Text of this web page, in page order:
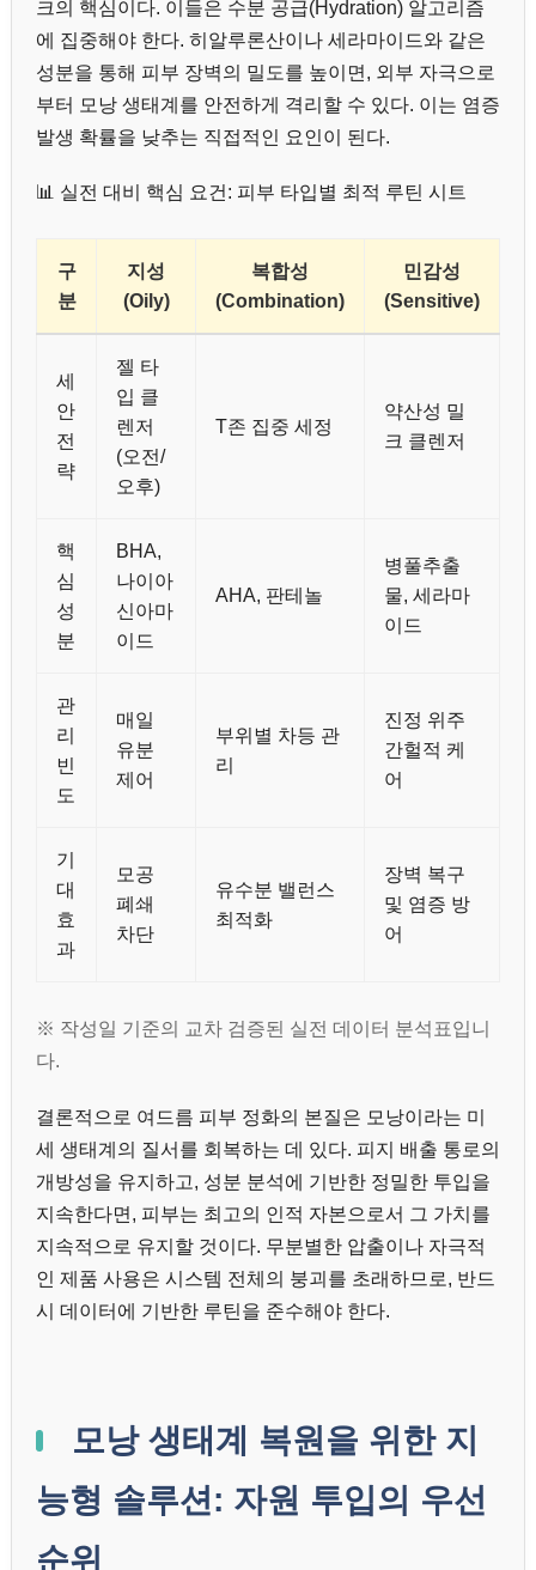
크의 핵심이다. 이들은 수분 공급(Hydration) 알고리즘
에 집중해야 한다. 히알루론산이나 세라마이드와 같은
성분을 통해 피부 장벽의 밀도를 높이면, 외부 자극으로
부터 모낭 생태계를 안전하게 격리할 수 있다. 이는 염증
발생 확률을 낮추는 직접적인 요인이 된다.
📊 실전 대비 핵심 요건: 피부 타입별 최적 루틴 시트
구
분
지성
(Oily)
복합성
(Combination)
민감성
(Sensitive)
세
안
전
략
젤 타
입 클
렌저
(오전/
오후)
T존 집중 세정
약산성 밀
크 클렌저
핵
심
성
분
BHA,
나이아
신아마
이드
AHA, 판테놀
병풀추출
물, 세라마
이드
관
리
빈
도
매일
유분
제어
부위별 차등 관
리
진정 위주
간헐적 케
어
기
대
효
과
모공
폐쇄
차단
유수분 밸런스
최적화
장벽 복구
및 염증 방
어
※ 작성일 기준의 교차 검증된 실전 데이터 분석표입니
다.
결론적으로 여드름 피부 정화의 본질은 모낭이라는 미
세 생태계의 질서를 회복하는 데 있다. 피지 배출 통로의
개방성을 유지하고, 성분 분석에 기반한 정밀한 투입을
지속한다면, 피부는 최고의 인적 자본으로서 그 가치를
지속적으로 유지할 것이다. 무분별한 압출이나 자극적
인 제품 사용은 시스템 전체의 붕괴를 초래하므로, 반드
시 데이터에 기반한 루틴을 준수해야 한다.
모낭 생태계 복원을 위한 지
능형 솔루션: 자원 투입의 우선
순위